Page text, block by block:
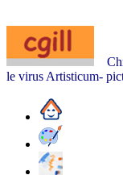
le virus Artisticum-